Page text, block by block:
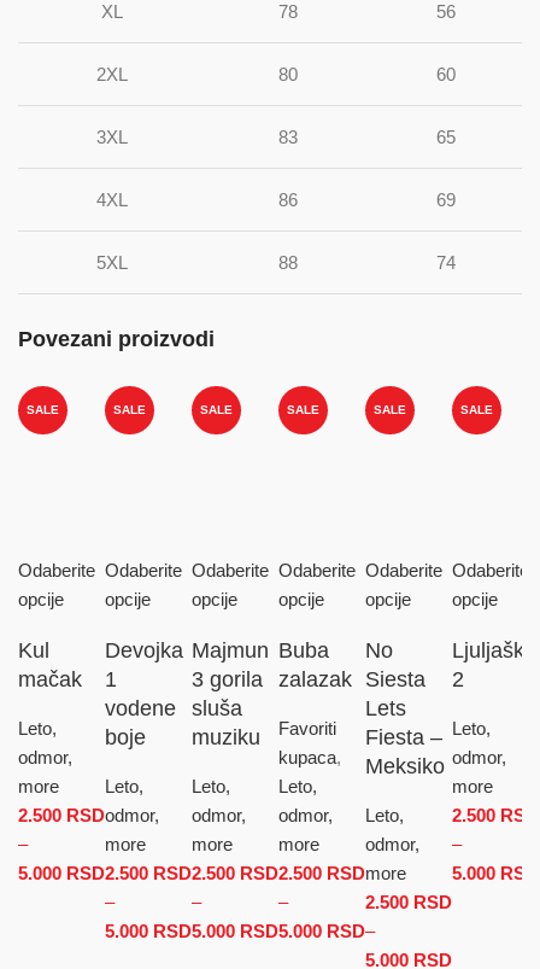
XL 78 56
2XL 80 60
3XL 83 65
4XL 86 69
5XL 88 74
Povezani proizvodi
SALE
Odaberite
opcije
Kul
mačak
Leto,
odmor,
more
2.500 RSD
–
5.000 RSDRaspon cena: od 2.500 RSD do 5.000 RSD
SALE
Odaberite
opcije
Devojka
1
vodene
boje
Leto,
odmor,
more
2.500 RSD
–
5.000 RSDRaspon cena: od 2.500 RSD do
SALE
Odaberite
opcije
Majmun
3 gorila
sluša
muziku
Leto,
odmor,
more
2.500 RSD
–
5.000 RSDRaspon cena: od 2.500 RSD
do 5.000 RSD
SALE
Odaberite
opcije
Buba
zalazak
Favoriti
kupaca,
Leto,
odmor,
more
2.500 RSD
–
5.000 RSDRaspon cena: od
2.500 RSD do
SALE
Odaberite
opcije
No
Siesta
Lets
Fiesta –
Meksiko
Leto,
odmor,
more
2.500 RSD
–
5.000 RSD
SALE
Odaberite
opcije
Ljuljaška
2
Leto,
odmor,
more
2.500 RSD
–
5.000 RSD